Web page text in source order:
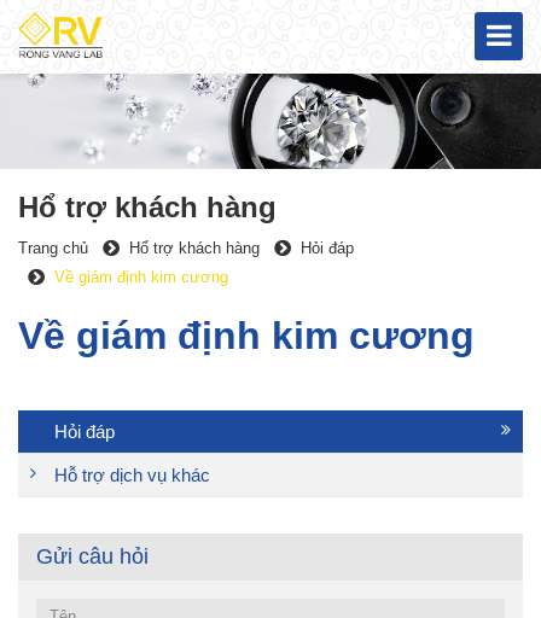
Hổ trợ khách hàng
Trang chủ Hổ trợ khách hàng
Hỏi đáp
Về giám định kim cương
Về giám định kim cương
Hỏi đáp
Hỗ trợ dịch vụ khác
Gửi câu hỏi